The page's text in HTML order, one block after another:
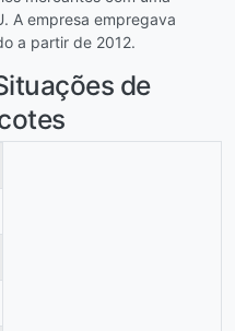
A empresa empregava
a partir de 2012.
de